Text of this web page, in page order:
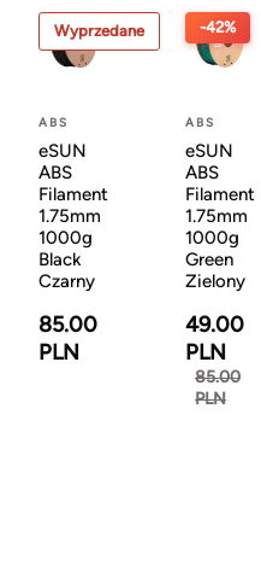
Wyprzedane
ABS
eSUN
ABS
Filament
1.75mm
1000g
Black
Czarny
85.00
PLN
-42%
ABS
eSUN
ABS
Filament
1.75mm
1000g
Green
Zielony
49.00
PLN
85.00
PLN